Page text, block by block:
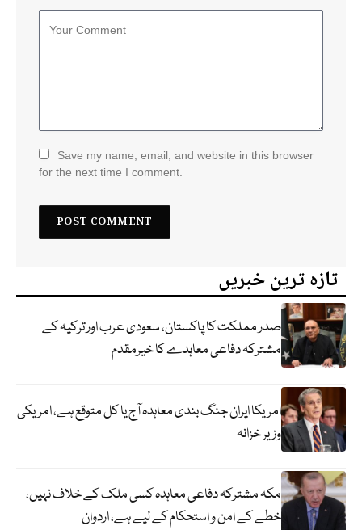
Save my name, email, and website in this browser
for the next time I comment.
تازہ ترین خبریں
صدر مملکت کا پاکستان، سعودی عرب اور ترکیہ کے
مشترکہ دفاعی معاہدے کا خیرمقدم
امریکا ایران جنگ بندی معاہدہ آج یا کل متوقع ہے، امریکی
وزیر خزانہ
مکہ مشترکہ دفاعی معاہدہ کسی ملک کے خلاف نہیں،
خطے کے امن و استحکام کے لیے ہے، اردوان